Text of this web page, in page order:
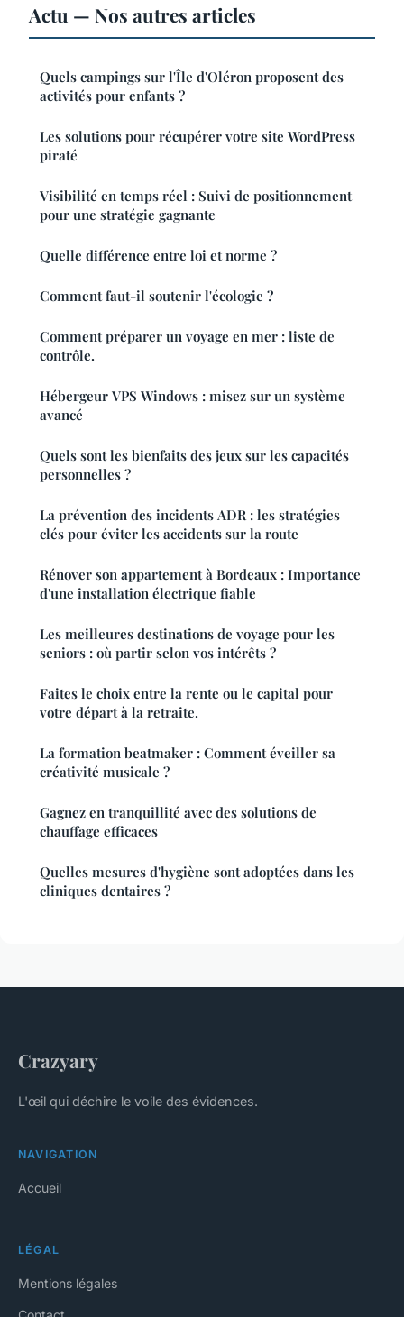
Actu — Nos autres articles
Quels campings sur l'Île d'Oléron proposent des
activités pour enfants ?
Les solutions pour récupérer votre site WordPress
piraté
Visibilité en temps réel : Suivi de positionnement
pour une stratégie gagnante
Quelle différence entre loi et norme ?
Comment faut-il soutenir l'écologie ?
Comment préparer un voyage en mer : liste de
contrôle.
Hébergeur VPS Windows : misez sur un système
avancé
Quels sont les bienfaits des jeux sur les capacités
personnelles ?
La prévention des incidents ADR : les stratégies
clés pour éviter les accidents sur la route
Rénover son appartement à Bordeaux : Importance
d'une installation électrique fiable
Les meilleures destinations de voyage pour les
seniors : où partir selon vos intérêts ?
Faites le choix entre la rente ou le capital pour
votre départ à la retraite.
La formation beatmaker : Comment éveiller sa
créativité musicale ?
Gagnez en tranquillité avec des solutions de
chauffage efficaces
Quelles mesures d'hygiène sont adoptées dans les
cliniques dentaires ?
Crazyary
L'œil qui déchire le voile des évidences.
NAVIGATION
Accueil
LÉGAL
Mentions légales